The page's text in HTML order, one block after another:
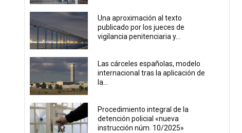
Una aproximación al texto
publicado por los jueces de
vigilancia penitenciaria y...
Las cárceles españolas, modelo
internacional tras la aplicación de
la...
Procedimiento integral de la
detención policial «nueva
instrucción núm. 10/2025»